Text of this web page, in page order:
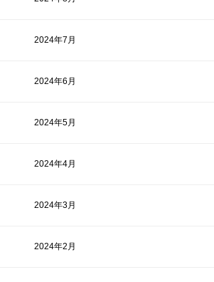
2024年7月
2024年6月
2024年5月
2024年4月
2024年3月
2024年2月